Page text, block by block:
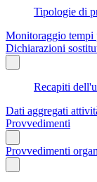
Tipologie di
Monitoraggio tempi
Dichiarazioni
Recapiti
Dati aggregati
Provvedimenti
Provvedimenti